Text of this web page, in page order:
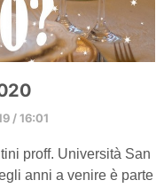
16:01
proff. Università San
anni a venire è parte